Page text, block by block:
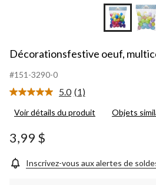
Décorationsfestive oeuf,
#151-3290-0
5.0 Lire
commentaire.
page.
(1)
Voir détails du produit Objets
3,99 $
Inscrivez-vous aux alertes de